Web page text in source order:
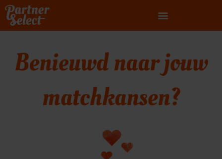
Ga
naar
de
Benieuwd naar jouw
matchkansen?